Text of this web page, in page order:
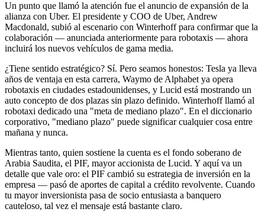
Un punto que llamó la atención fue el anuncio de expansión de la
alianza con Uber. El presidente y COO de Uber, Andrew
Macdonald, subió al escenario con Winterhoff para confirmar que la
colaboración — anunciada anteriormente para robotaxis — ahora
incluirá los nuevos vehículos de gama media.
¿Tiene sentido estratégico? Sí. Pero seamos honestos: Tesla ya lleva
años de ventaja en esta carrera, Waymo de Alphabet ya opera
robotaxis en ciudades estadounidenses, y Lucid está mostrando un
auto concepto de dos plazas sin plazo definido. Winterhoff llamó al
robotaxi dedicado una "meta de mediano plazo". En el diccionario
corporativo, "mediano plazo" puede significar cualquier cosa entre
mañana y nunca.
Mientras tanto, quien sostiene la cuenta es el fondo soberano de
Arabia Saudita, el PIF, mayor accionista de Lucid. Y aquí va un
detalle que vale oro: el PIF cambió su estrategia de inversión en la
empresa — pasó de aportes de capital a crédito revolvente. Cuando
tu mayor inversionista pasa de socio entusiasta a banquero
cauteloso, tal vez el mensaje está bastante claro.